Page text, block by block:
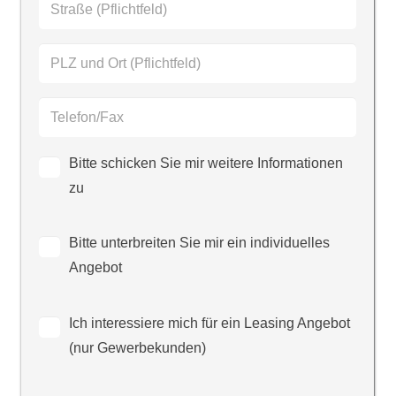
Bitte schicken Sie mir weitere Informationen
zu
Bitte unterbreiten Sie mir ein individuelles
Angebot
Ich interessiere mich für ein Leasing Angebot
(nur Gewerbekunden)